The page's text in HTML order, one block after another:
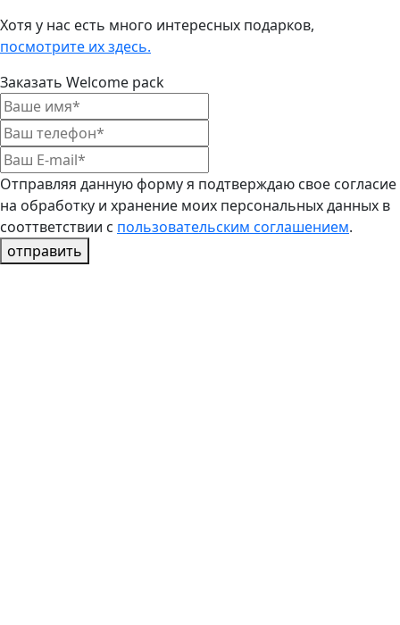
Хотя у нас есть много интересных подарков,
посмотрите их здесь.
Заказать Welcome pack
Отправляя данную форму я подтверждаю свое согласие
на обработку и хранение моих персональных данных в
сооттветствии с пользовательским соглашением.
отправить